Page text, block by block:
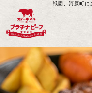
祇園、河原町に